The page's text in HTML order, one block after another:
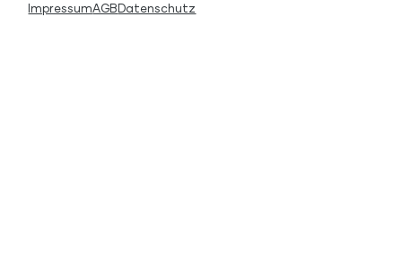
ImpressumAGBDatenschutz